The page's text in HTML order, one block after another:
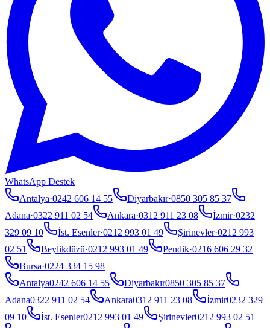
WhatsApp Destek
Antalya·0242 606 14 55 Diyarbakır·0850 305 85 37
Adana·0322 911 02 54 Ankara·0312 911 23 08 İzmir·0232
329 09 10
İst. Esenler·0212 993 01 49 Şirinevler·0212 993
02 51
Beylikdüzü·0212 993 01 49 Pendik·0216 606 29 32
Bursa·0224 334 15 98
Antalya0242 606 14 55 Diyarbakır0850 305 85 37
Adana0322 911 02 54 Ankara0312 911 23 08 İzmir0232 329
09 10
İst. Esenler0212 993 01 49 Şirinevler0212 993 02 51